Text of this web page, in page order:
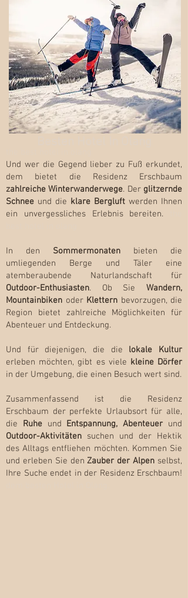
Und wer die Gegend lieber zu Fuß erkundet,
dem bietet die Residenz Erschbaum
zahlreiche Winterwanderwege. Der glitzernde
Schnee und die klare Bergluft werden Ihnen
ein unvergessliches Erlebnis bereiten.
In den Sommermonaten bieten die
umliegenden Berge und Täler eine
atemberaubende Naturlandschaft für
Outdoor-Enthusiasten. Ob Sie Wandern,
Mountainbiken oder Klettern bevorzugen, die
Region bietet zahlreiche Möglichkeiten für
Abenteuer und Entdeckung.
Und für diejenigen, die die lokale Kultur
erleben möchten, gibt es viele kleine Dörfer
in der Umgebung, die einen Besuch wert sind.
Zusammenfassend ist die Residenz
Erschbaum der perfekte Urlaubsort für alle,
die Ruheund Entspannung, Abenteuer und
Outdoor-Aktivitäten suchen und der Hektik
des Alltags entfliehen möchten. Kommen Sie
und erleben Sie denZauber der Alpen selbst,
Ihre Suche endet in der Residenz Erschbaum!